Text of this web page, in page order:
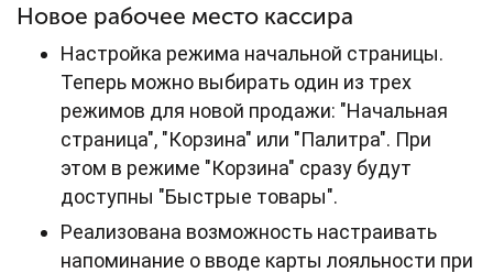
Новое рабочее место кассира
Настройка режима начальной страницы.
Теперь можно выбирать один из трех
режимов для новой продажи: "Начальная
страница", "Корзина" или "Палитра". При
этом в режиме "Корзина" сразу будут
доступны "Быстрые товары".
Реализована возможность настраивать
напоминание о вводе карты лояльности при